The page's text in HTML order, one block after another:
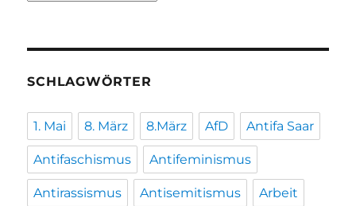
SCHLAGWÖRTER
1. Mai 8. März 8.März AfD Antifa Saar
Antifaschismus Antifeminismus
Antirassismus Antisemitismus Arbeit